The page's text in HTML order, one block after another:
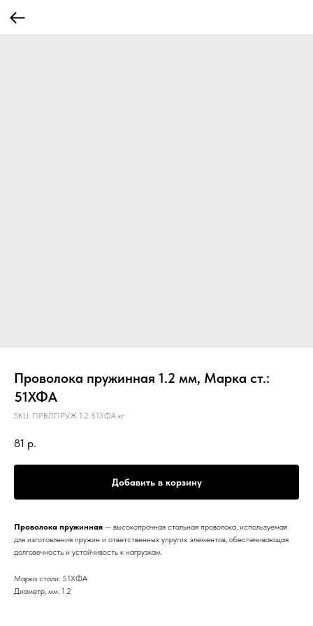
Проволока пружинная 1.2 мм, Марка ст.:
51ХФА
SKU: ПРВЛПРУЖ 1.2 51ХФА кг
81 р.
Добавить в корзину
Проволока пружинная — высокопрочная стальная проволока, используемая
для изготовления пружин и ответственных упругих элементов, обеспечивающая
долговечность и устойчивость к нагрузкам.
Марка стали: 51ХФА
Диаметр, мм: 1.2